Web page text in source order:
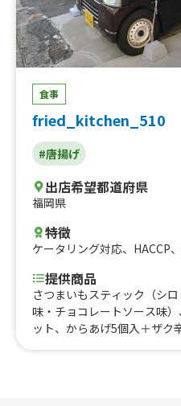
食事
fried_kitchen_510
#唐揚げ
出店希望都道府県
福岡県
特徴
ケータリング対応、 HACCP、
提供商品
さつまいもスティック（シ
味・チョコレートソース味
ット、からあげ5個入＋ザク